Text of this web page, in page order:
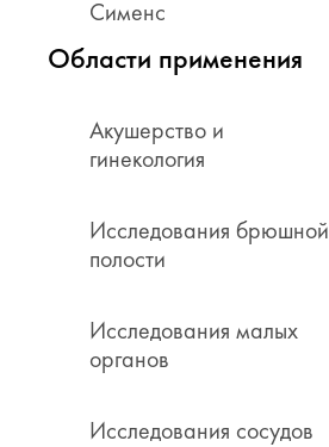
Сименс
Области применения
Акушерство и
гинекология
Исследования брюшной
полости
Исследования малых
органов
Исследования сосудов